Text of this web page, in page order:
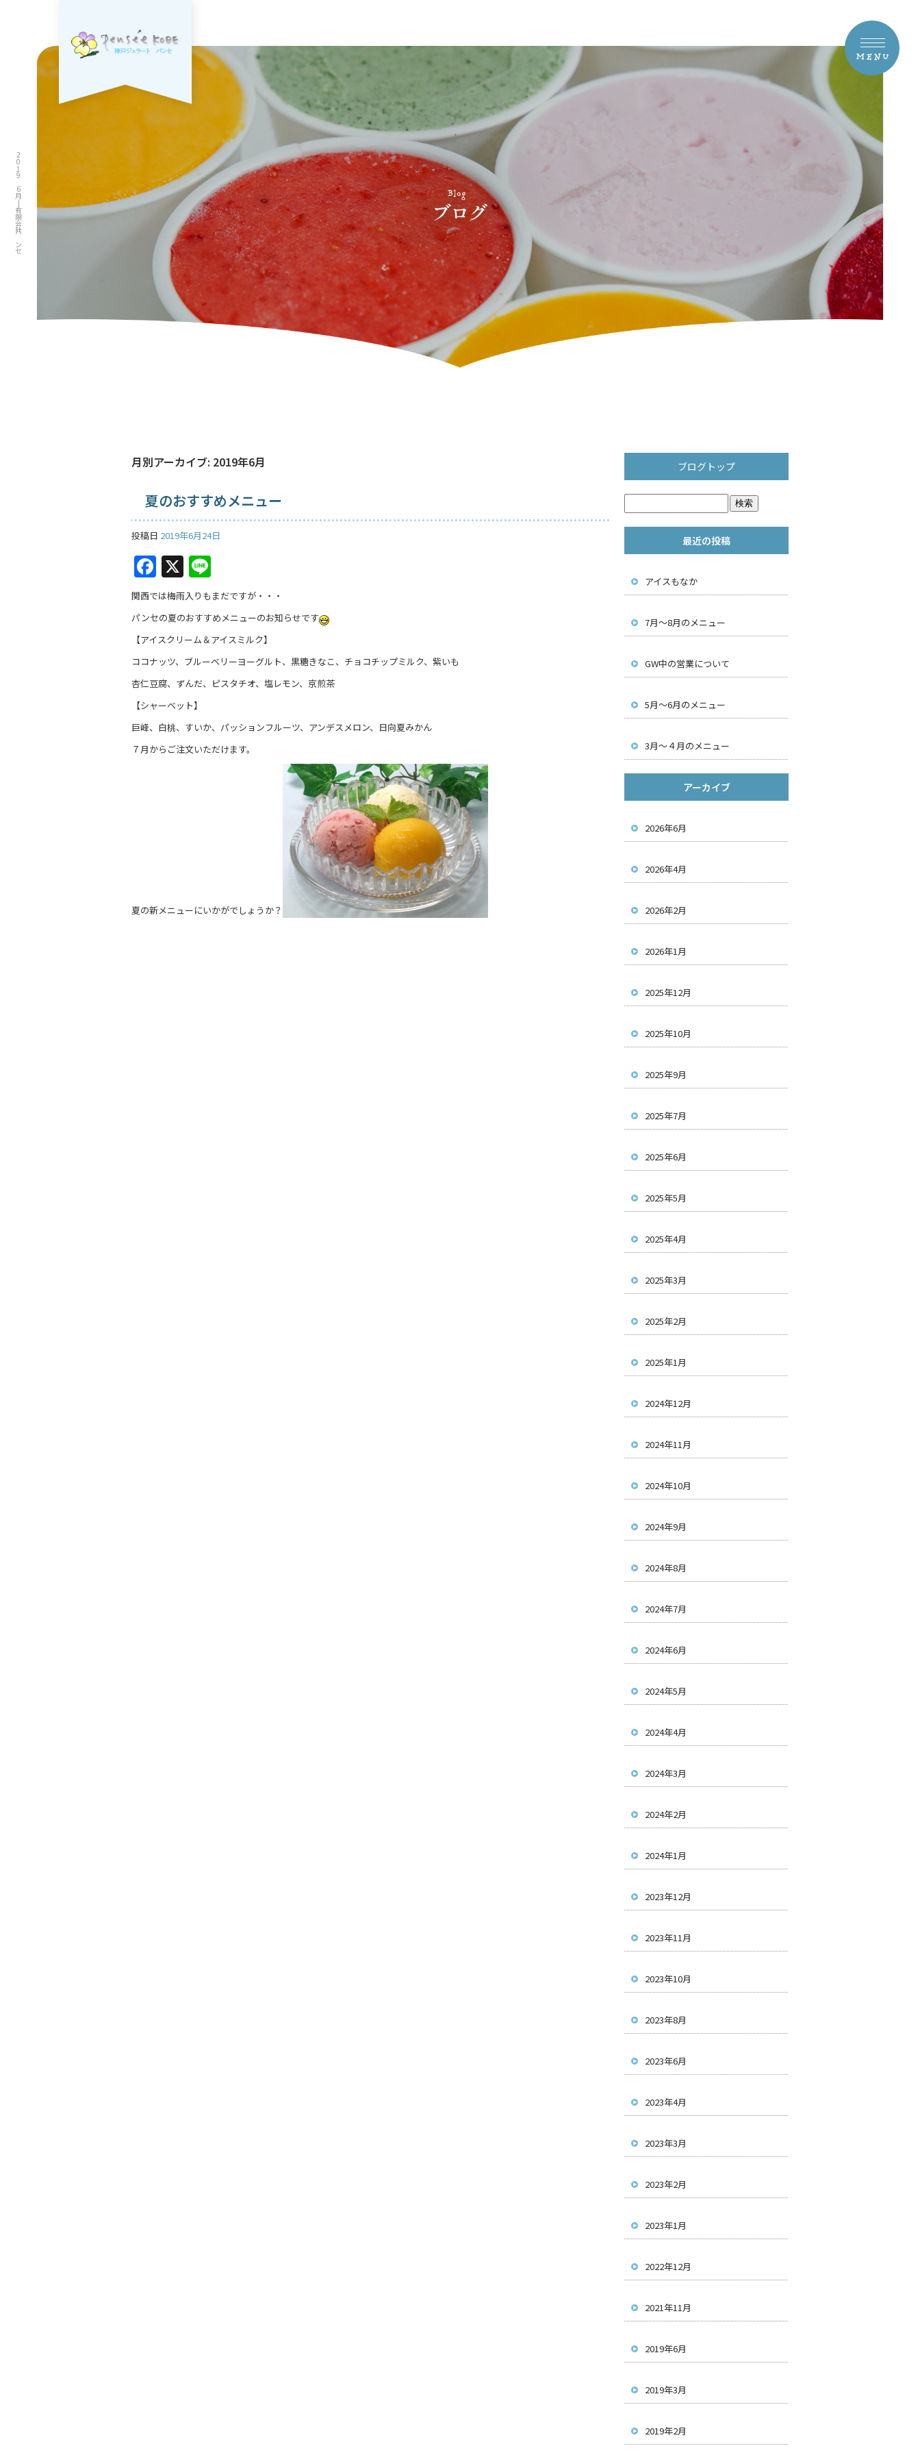
2019 6月|有限会社パンセ
月別アーカイブ: 2019年6月
夏のおすすめメニュー
投稿日 2019年6月24日
F
a
c
e
b
o
o
k
X
n
e
関西では梅雨入りもまだですが・・・
パンセの夏のおすすめメニューのお知らせです
【アイスクリーム＆アイスミルク】
ココナッツ、ブルーベリーヨーグルト、黒糖きなこ、チョコチップミルク、紫いも
杏仁豆腐、ずんだ、ピスタチオ、塩レモン、京煎茶
【シャーベット】
巨峰、白桃、すいか、パッションフルーツ、アンデスメロン、日向夏みかん
７月からご注文いただけます。
夏の新メニューにいかがでしょうか？
ブログトップ
最近の投稿
アイスもなか
7月～8月のメニュー
GW中の営業について
5月～6月のメニュー
3月～４月のメニュー
アーカイブ
2026年6月
2026年4月
2026年2月
2026年1月
2025年12月
2025年10月
2025年9月
2025年7月
2025年6月
2025年5月
2025年4月
2025年3月
2025年2月
2025年1月
2024年12月
2024年11月
2024年10月
2024年9月
2024年8月
2024年7月
2024年6月
2024年5月
2024年4月
2024年3月
2024年2月
2024年1月
2023年12月
2023年11月
2023年10月
2023年8月
2023年6月
2023年4月
2023年3月
2023年2月
2023年1月
2022年12月
2021年11月
2019年6月
2019年3月
2019年2月